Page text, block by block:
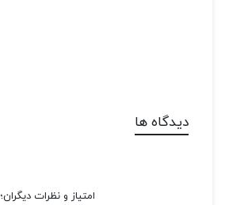
دیدگاه ها
امتیاز و نظرات دیگران؛